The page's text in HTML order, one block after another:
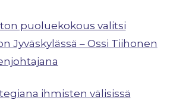
puoluekokous valitsi
Jyväskylässä – Ossi Tiihonen
ihmisten välisissä